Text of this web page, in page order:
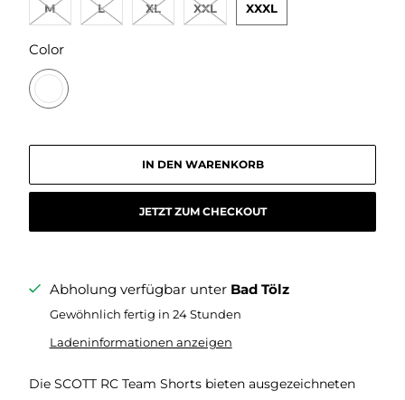
M L XL XXL XXXL
Color
SWATCH-DARK-BLUE-METAL-BLUE-BLAU
IN DEN WARENKORB
JETZT ZUM CHECKOUT
Abholung verfügbar unter Bad Tölz
Gewöhnlich fertig in 24 Stunden
Ladeninformationen anzeigen
Die SCOTT RC Team Shorts bieten ausgezeichneten